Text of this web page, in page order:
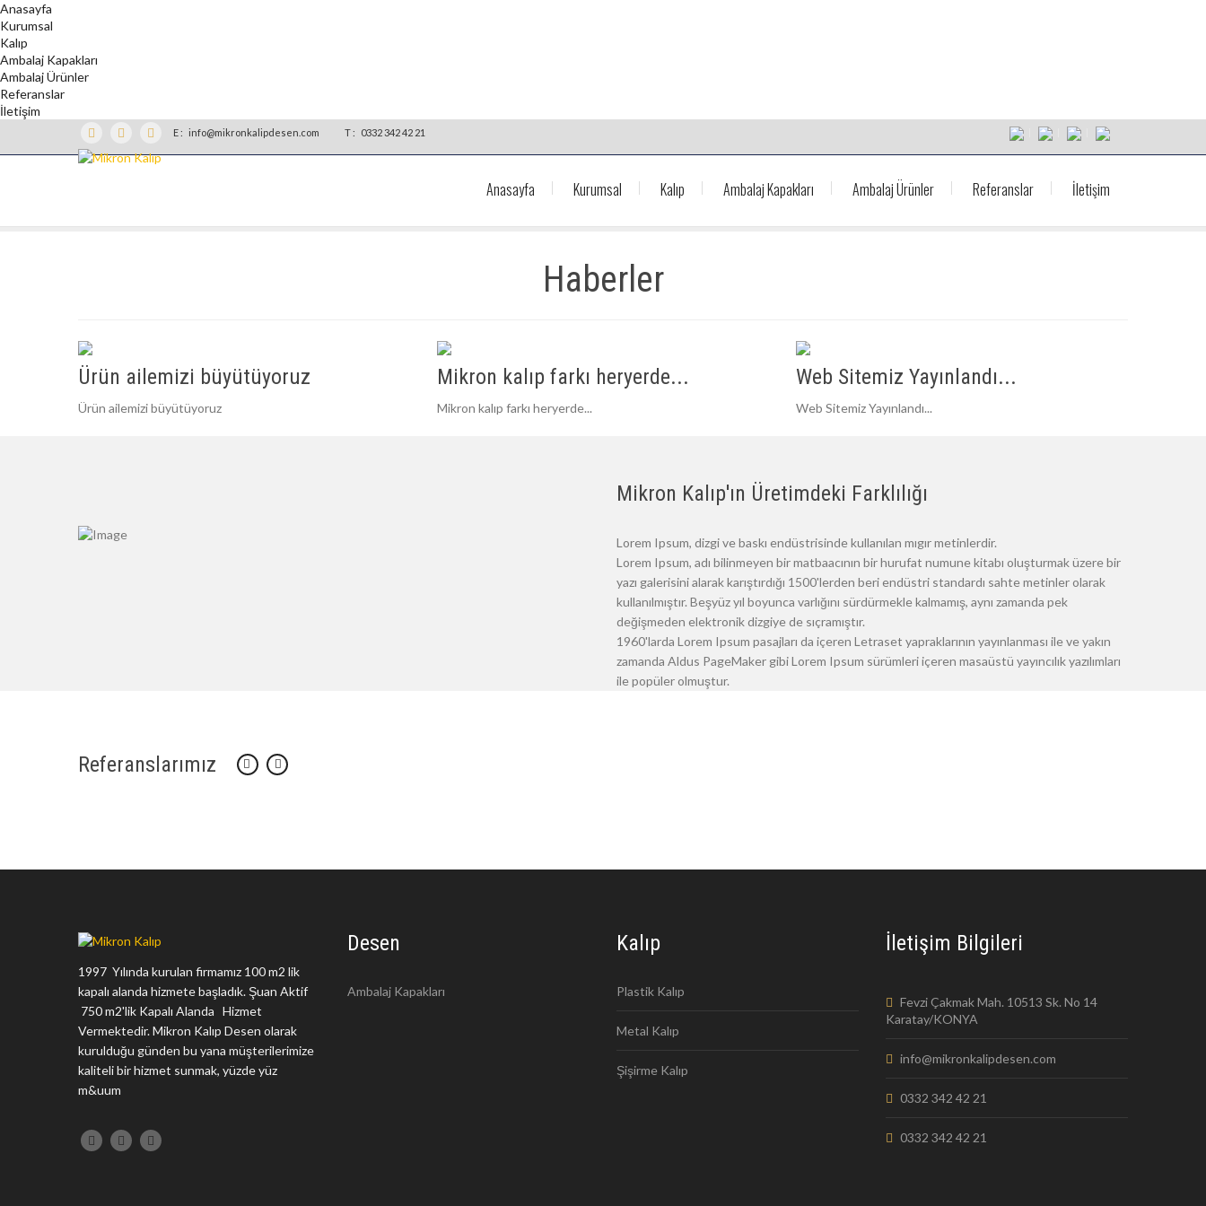
Anasayfa
Kurumsal
Kalıp
Ambalaj Kapakları
Ambalaj Ürünler
Referanslar
İletişim
E : info@mikronkalipdesen.com T : 0332 342 42 21
Anasayfa Kurumsal Kalıp Ambalaj Kapakları Ambalaj Ürünler Referanslar İletişim
Haberler
Ürün ailemizi büyütüyoruz
Ürün ailemizi büyütüyoruz
Mikron kalıp farkı heryerde...
Mikron kalıp farkı heryerde...
Web Sitemiz Yayınlandı...
Web Sitemiz Yayınlandı...
Mikron Kalıp'ın Üretimdeki Farklılığı
Lorem Ipsum, dizgi ve baskı endüstrisinde kullanılan mıgır metinlerdir.
Lorem Ipsum, adı bilinmeyen bir matbaacının bir hurufat numune kitabı oluşturmak üzere bir
yazı galerisini alarak karıştırdığı 1500'lerden beri endüstri standardı sahte metinler olarak
kullanılmıştır. Beşyüz yıl boyunca varlığını sürdürmekle kalmamış, aynı zamanda pek
değişmeden elektronik dizgiye de sıçramıştır.
1960'larda Lorem Ipsum pasajları da içeren Letraset yapraklarının yayınlanması ile ve yakın
zamanda Aldus PageMaker gibi Lorem Ipsum sürümleri içeren masaüstü yayıncılık yazılımları
ile popüler olmuştur.
Referanslarımız
1997 Yılında kurulan firmamız 100 m2 lik
kapalı alanda hizmete başladık. Şuan Aktif
750 m2'lik Kapalı Alanda Hizmet
Vermektedir. Mikron Kalıp Desen olarak
kurulduğu günden bu yana müşterilerimize
kaliteli bir hizmet sunmak, yüzde yüz
m&uum
Desen
Ambalaj Kapakları
Kalıp
Plastik Kalıp
Metal Kalıp
Şişirme Kalıp
İletişim Bilgileri
Fevzi Çakmak Mah. 10513 Sk. No 14
Karatay/KONYA
info@mikronkalipdesen.com
0332 342 42 21
0332 342 42 21